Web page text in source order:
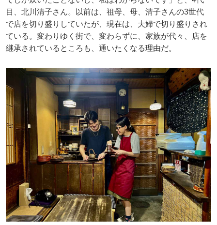
目、北川清子さん。以前は、祖母、母、清子さんの3世代
で店を切り盛りしていたが、現在は、夫婦で切り盛りされ
ている。変わりゆく街で、変わらずに、家族が代々、店を
継承されているところも、通いたくなる理由だ。